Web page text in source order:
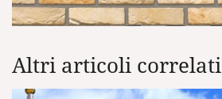
Altri articoli correlati